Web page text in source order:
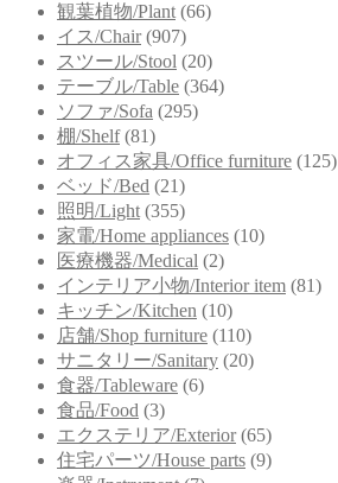
観葉植物/Plant (66)
イス/Chair (907)
スツール/Stool (20)
テーブル/Table (364)
ソファ/Sofa (295)
棚/Shelf (81)
オフィス家具/Office furniture (125)
ベッド/Bed (21)
照明/Light (355)
家電/Home appliances (10)
医療機器/Medical (2)
インテリア小物/Interior item (81)
キッチン/Kitchen (10)
店舗/Shop furniture (110)
サニタリー/Sanitary (20)
食器/Tableware (6)
食品/Food (3)
エクステリア/Exterior (65)
住宅パーツ/House parts (9)